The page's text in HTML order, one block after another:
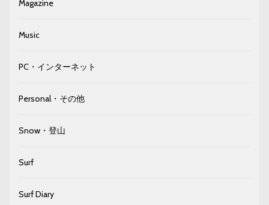
Magazine
Music
PC・インターネット
Personal・その他
Snow・登山
Surf
Surf Diary